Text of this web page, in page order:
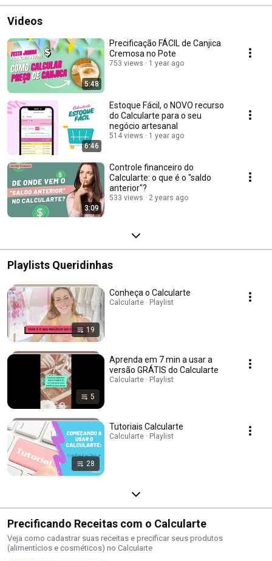
Videos
5:48
Precificação FÁCIL de Canjica
Cremosa no Pote
753 views 1 year ago
6:46
Estoque Fácil, o NOVO recurso
do Calcularte para o seu
negócio artesanal
514 views 1 year ago
3:09
Controle financeiro do
Calcularte: o que é o "saldo
anterior"?
533 views 2 years ago
Playlists Queridinhas
19
Conheça o Calcularte
Calcularte · Playlist
5
Aprenda em 7 min a usar a
versão GRÁTIS do Calcularte
Calcularte · Playlist
28
Tutoriais Calcularte
Calcularte · Playlist
Precificando Receitas com o Calcularte
Veja como cadastrar suas receitas e precificar seus produtos
(alimentícios e cosméticos) no Calcularte